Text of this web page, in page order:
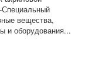
Специальный
вещества,
и оборудования...